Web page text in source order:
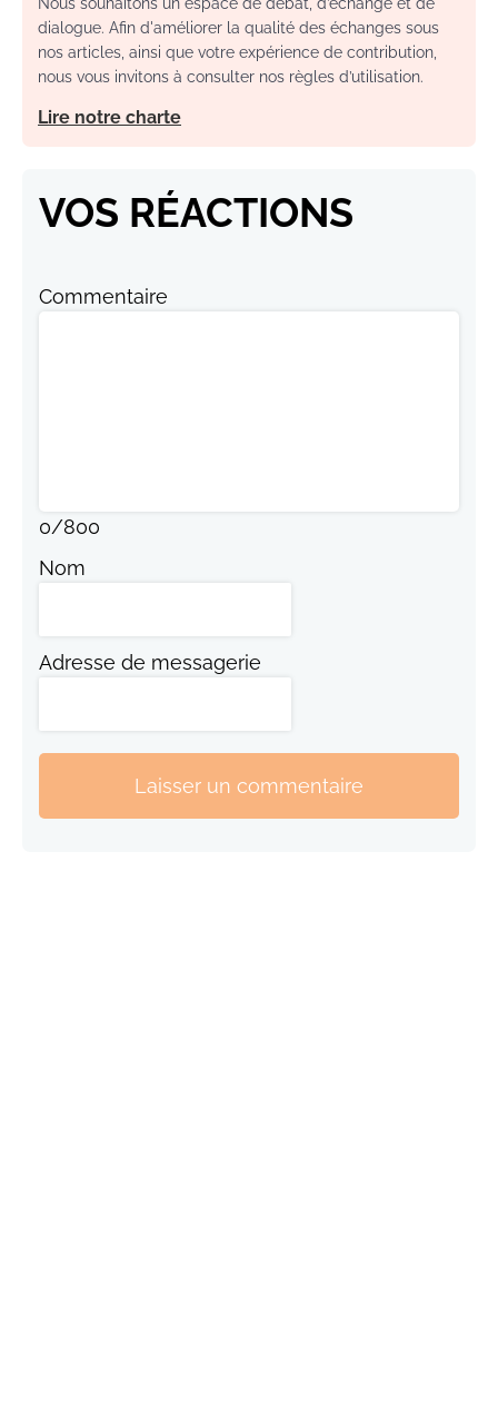
Nous souhaitons un espace de débat, d’échange et de
dialogue. Afin d'améliorer la qualité des échanges sous
nos articles, ainsi que votre expérience de contribution,
nous vous invitons à consulter nos règles d’utilisation.
Lire notre charte
VOS RÉACTIONS
Commentaire
0/800
Nom
Adresse de messagerie
Laisser un commentaire